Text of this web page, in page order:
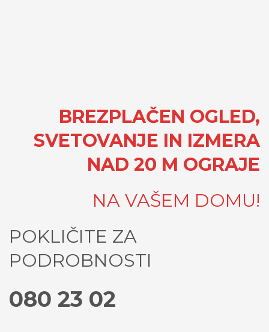
BREZPLAČEN OGLED,
SVETOVANJE IN IZMERA
NAD 20 M OGRAJE
NA VAŠEM DOMU!
POKLIČITE ZA
PODROBNOSTI
080 23 02